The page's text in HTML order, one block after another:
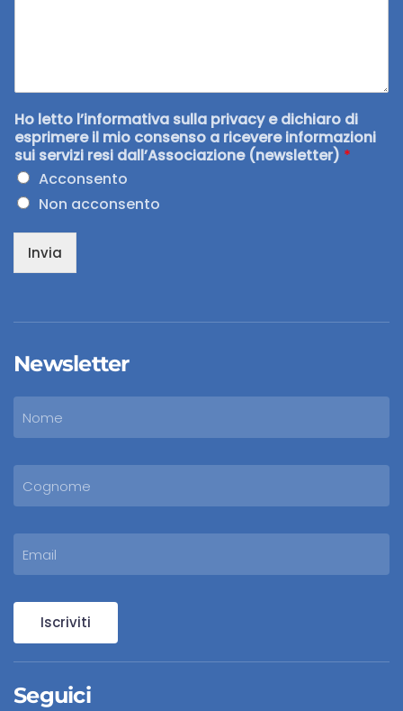
Ho letto l’informativa sulla privacy e dichiaro di
esprimere il mio consenso a ricevere informazioni
sui servizi resi dall’Associazione (newsletter) *
Acconsento
Non acconsento
Invia
Newsletter
Iscriviti
Seguici